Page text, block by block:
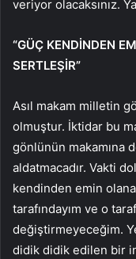
veriyor olacaksınız.
“GÜÇ KENDİNDEN
SERTLEŞİR”
Asıl makam milletin
olmuştur. İktidar bu
gönlünün makamına
aldatmacadır. Vakti
kendinden emin
tarafındayım ve o
değiştirmeyeceğim.
didik didik edilen bir